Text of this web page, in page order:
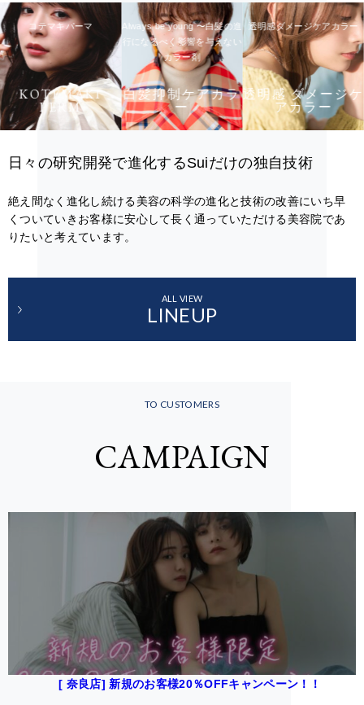
コテマキパーマ
KOTEMAKI
PERM
Always be young 〜白髪の進
行になるべく影響を与えない
カラー剤
白髪抑制ケアカラ
ー
透明感ダメージケアカラー
透明感 ダメージケ
アカラー
日々の研究開発で進化するSuiだけの独自技術
絶え間なく進化し続ける美容の科学の進化と技術の改善にいち早
くついていきお客様に安心して長く通っていただける美容院であ
りたいと考えています。
ALL VIEW
LINEUP
TO CUSTOMERS
CAMPAIGN
[ 奈良店] 新規のお客様20％OFFキャンペーン！！